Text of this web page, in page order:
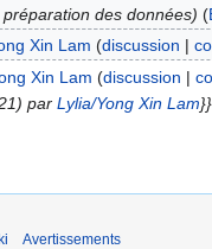
des données
Xin Lam discussion
Xin Lam discussion
parLylia/Yong Xin Lam
Avertissements